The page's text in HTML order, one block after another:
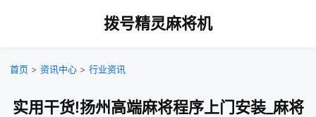
拨号精灵麻将机
首页 > 资讯中心 > 行业资讯
实用干货!扬州高端麻将程序上门安装_麻将